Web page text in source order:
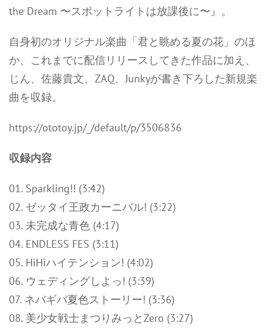
the Dream 〜スポットライトは放課後に〜』。
自身初のオリジナル楽曲「君と眺める夏の花」のほ
か、これまでに配信リリースしてきた作品に加え、
じん、佐藤貴文、ZAQ、Junkyが書き下ろした新規楽
曲を収録。
https://ototoy.jp/_/default/p/3506836
収録内容
01. Sparkling!! (3:42)
02. ゼッタイ王政カーニバル! (3:22)
03. 未完成な青色 (4:17)
04. ENDLESS FES (3:11)
05. HiHiハイテンション! (4:02)
06. ウェディングしよっ! (3:39)
07. ネバギバ夏色ストーリー! (3:36)
08. 美少女戦士まつりみっとZero (3:27)